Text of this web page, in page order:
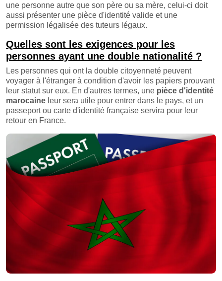
une personne autre que son père ou sa mère, celui-ci doit
aussi présenter une pièce d'identité valide et une
permission légalisée des tuteurs légaux.
Quelles sont les exigences pour les
personnes ayant une double nationalité ?
Les personnes qui ont la double citoyenneté peuvent
voyager à l'étranger à condition d'avoir les papiers prouvant
leur statut sur eux. En d'autres termes, une pièce d'identité
marocaine leur sera utile pour entrer dans le pays, et un
passeport ou carte d'identité française servira pour leur
retour en France.